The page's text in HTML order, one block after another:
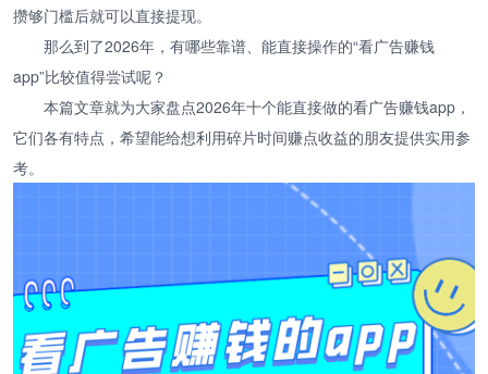
攒够门槛后就可以直接提现。
那么到了2026年，有哪些靠谱、能直接操作的“看广告赚钱
app”比较值得尝试呢？
本篇文章就为大家盘点2026年十个能直接做的看广告赚钱app，
它们各有特点，希望能给想利用碎片时间赚点收益的朋友提供实用参
考。